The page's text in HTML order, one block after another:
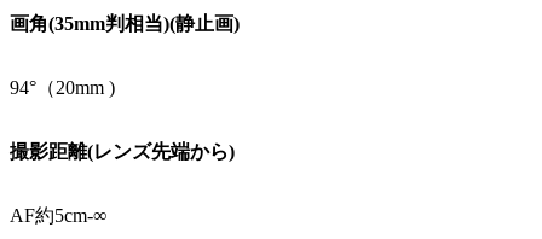
画角(35mm判相当)(静止画)
94°（20mm )
撮影距離(レンズ先端から)
AF約5cm-∞